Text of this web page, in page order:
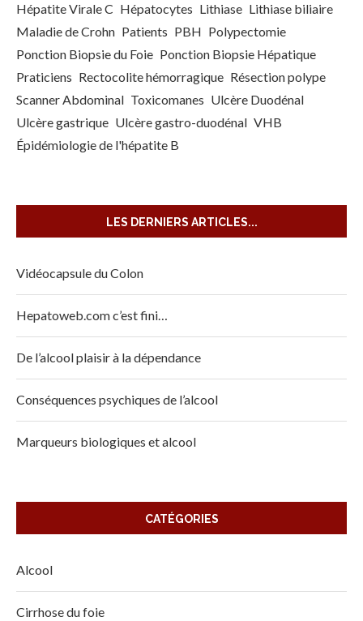
Hépatite Virale C Hépatocytes Lithiase Lithiase biliaire
Maladie de Crohn Patients PBH Polypectomie
Ponction Biopsie du Foie Ponction Biopsie Hépatique
Praticiens Rectocolite hémorragique Résection polype
Scanner Abdominal Toxicomanes Ulcère Duodénal
Ulcère gastrique Ulcère gastro-duodénal VHB
Épidémiologie de l'hépatite B
LES DERNIERS ARTICLES...
Vidéocapsule du Colon
Hepatoweb.com c’est fini…
De l’alcool plaisir à la dépendance
Conséquences psychiques de l’alcool
Marqueurs biologiques et alcool
CATÉGORIES
Alcool
Cirrhose du foie